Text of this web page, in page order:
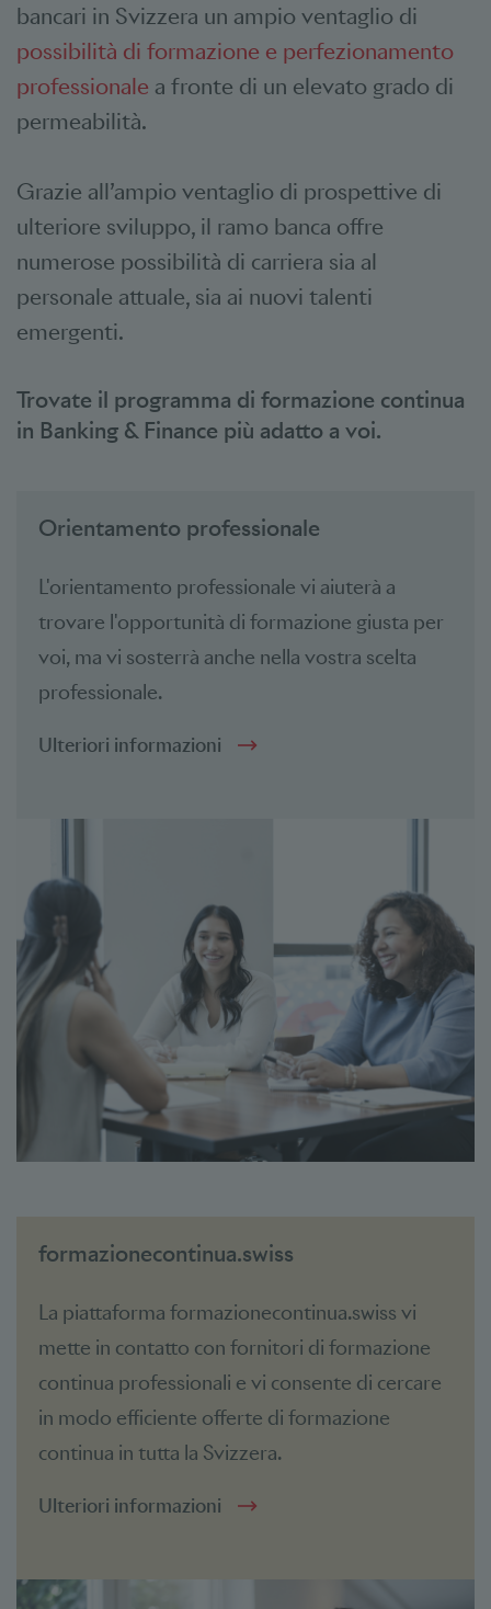
bancari in Svizzera un ampio ventaglio di
possibilità di formazione e perfezionamento
professionale a fronte di un elevato grado di
permeabilità.
Grazie all’ampio ventaglio di prospettive di
ulteriore sviluppo, il ramo banca offre
numerose possibilità di carriera sia al
personale attuale, sia ai nuovi talenti
emergenti.
Trovate il programma di formazione continua
in Banking & Finance più adatto a voi.
Orientamento professionale
L'orientamento professionale vi aiuterà a
trovare l'opportunità di formazione giusta per
voi, ma vi sosterrà anche nella vostra scelta
professionale.
Ulteriori informazioni
formazionecontinua.swiss
La piattaforma formazionecontinua.swiss vi
mette in contatto con fornitori di formazione
continua professionali e vi consente di cercare
in modo efficiente offerte di formazione
continua in tutta la Svizzera.
Ulteriori informazioni